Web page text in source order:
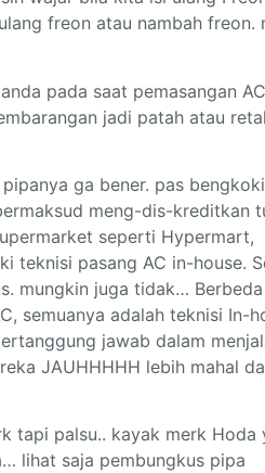
freon atau nambah freon.
pada saat pemasangan AC
jadi patah atau
ga bener. pas
meng-dis-kreditkan
seperti Hypermart,
teknisi pasang AC in-house.
mungkin juga tidak… Berbeda
semuanya adalah teknisi In-
jawab dalam
JAUHHHHH lebih mahal
tapi palsu.. kayak merk Hoda
lihat saja pembungkus pipa